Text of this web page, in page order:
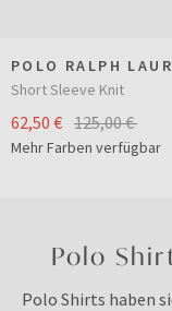
POLO RALPH
Short Sleeve Knit
62,50 € 125,00 €
Mehr Farben verfügbar
Polo
Polo Shirts haben